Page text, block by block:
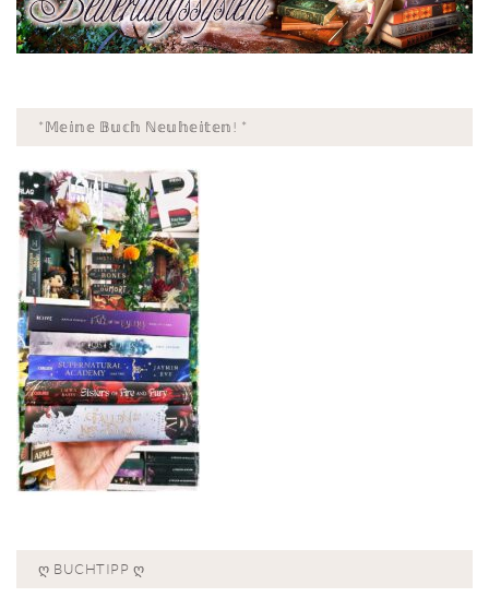
*𝕄𝕖𝕚𝕟𝕖 𝔹𝕦𝕔𝕙 ℕ𝕖𝕦𝕙𝕖𝕚𝕥𝕖𝕟! *
Ღ BUCHTIPP Ღ